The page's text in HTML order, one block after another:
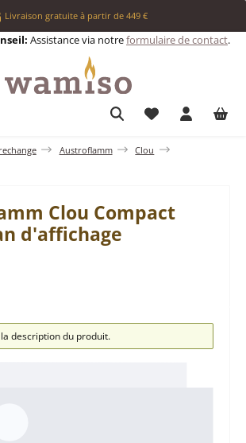
Livraison gratuite à partir de 449 €
Assistance via notreformulaire de contact.
Vous avez 0
Austroflamm
Clou
Clou Compact
d'affichage
description du produit.